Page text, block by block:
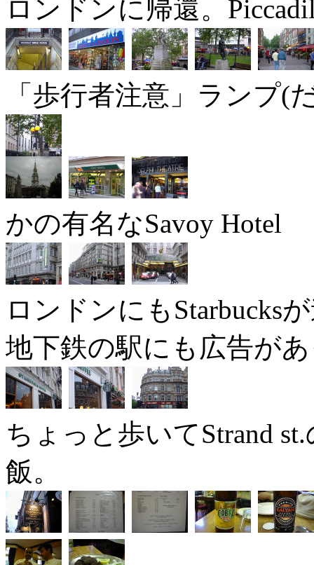
ロンドンに帰還。
「歩行者注意」ランプ(
かの有名なSavoy Hotel
ロンドンにもStarbucks
地下鉄の駅にも広告が
ちょっと歩いてStrand
飯。